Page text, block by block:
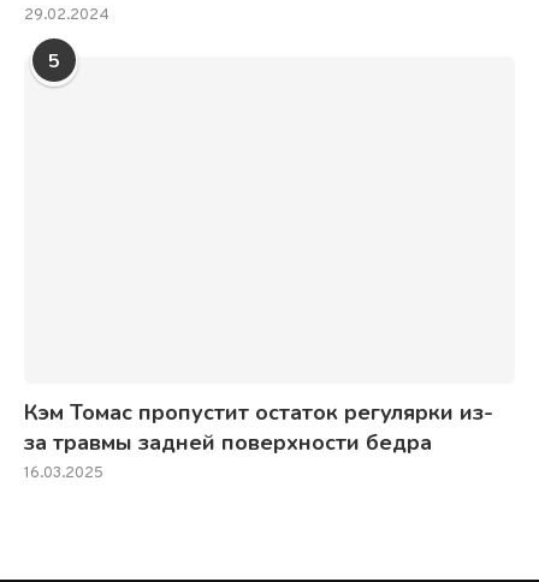
29.02.2024
5
Кэм Томас пропустит остаток регулярки из-
за травмы задней поверхности бедра
16.03.2025